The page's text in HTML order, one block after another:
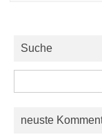
Suche
nach:
neuste